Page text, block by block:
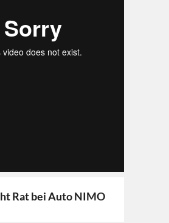
Rat bei Auto NIMO